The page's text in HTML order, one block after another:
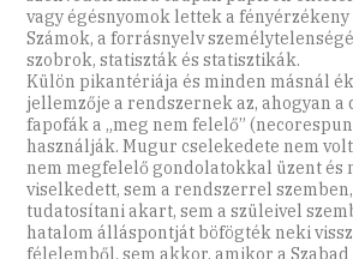
vagy égésnyomok lettek a
Számok, a forrásnyelv
szobrok, statiszták és statisztikák.
Külön pikantériája és minden másnál
jellemzője a rendszernek az, ahogyan a
fapofák a „meg nem felelő”
használják. Mugur cselekedete nem
nem megfelelő gondolatokkal üzent és
viselkedett, sem a rendszerrel
tudatosítani akart, sem a szüleivel
hatalom álláspontját böfögték neki
félelemből, sem akkor, amikor a